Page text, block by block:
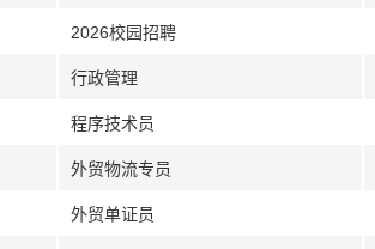
2026校园招聘
行政管理
程序技术员
外贸物流专员
外贸单证员